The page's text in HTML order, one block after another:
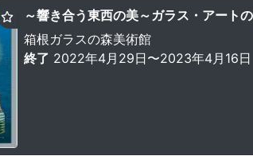
～響き合う東西の美～ガラス・アート
箱根ガラスの森美術館
終了 2022年4月29日〜2023年4月16日